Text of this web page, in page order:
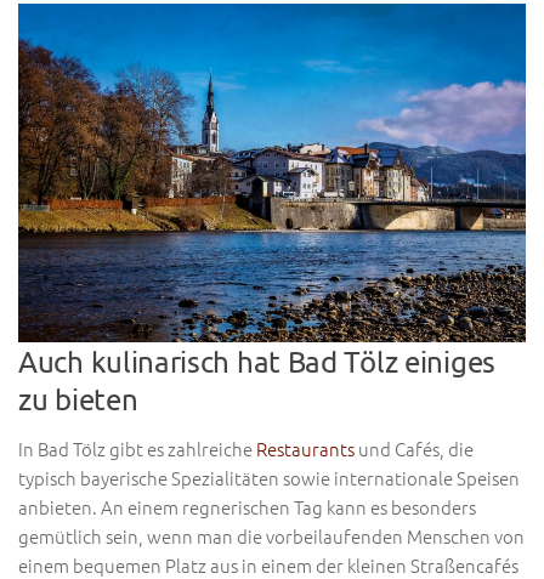
Auch kulinarisch hat Bad Tölz einiges
zu bieten
In Bad Tölz gibt es zahlreicheRestaurantsund Cafés, die
typisch bayerische Spezialitäten sowie internationale Speisen
anbieten. An einem regnerischen Tag kann es besonders
gemütlich sein, wenn man die vorbeilaufenden Menschen von
einem bequemen Platz aus in einem der kleinen Straßencafés